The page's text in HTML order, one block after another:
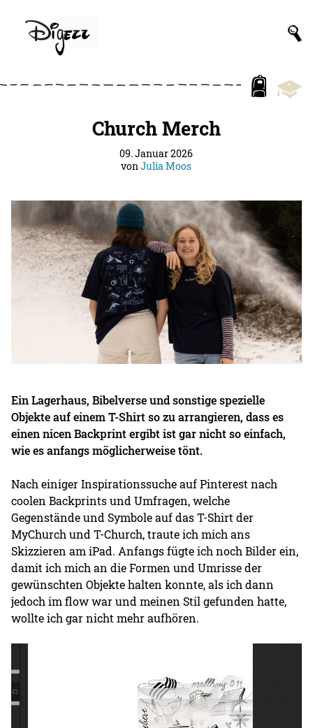
Church Merch
09. Januar 2026
vonJulia Moos
Ein Lagerhaus, Bibelverse und sonstige spezielle
Objekte auf einem T-Shirt so zu arrangieren, dass es
einen nicen Backprint ergibt ist gar nicht so einfach,
wie es anfangs möglicherweise tönt.
Nach einiger Inspirationssuche auf Pinterest nach
coolen Backprints und Umfragen, welche
Gegenstände und Symbole auf das T-Shirt der
MyChurch und T-Church, traute ich mich ans
Skizzieren am iPad. Anfangs fügte ich noch Bilder ein,
damit ich mich an die Formen und Umrisse der
gewünschten Objekte halten konnte, als ich dann
jedoch im flow war und meinen Stil gefunden hatte,
wollte ich gar nicht mehr aufhören.